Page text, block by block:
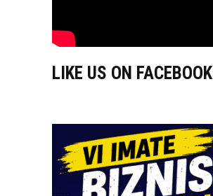
LIKE US ON FACEBOOK